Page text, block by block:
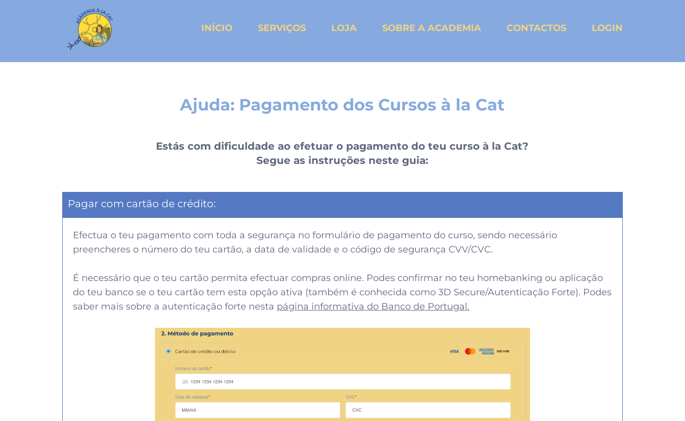
INÍCIO SERVIÇOS LOJA SOBRE A ACADEMIA CONTACTOS LOGIN
Ajuda: Pagamento dos Cursos à la Cat
Estás com dificuldade ao efetuar o pagamento do teu curso à la Cat?
Segue as instruções neste guia:
Pagar com cartão de crédito:
Efectua o teu pagamento com toda a segurança no formulário de pagamento do curso, sendo necessário
preencheres o número do teu cartão, a data de validade e o código de segurança CVV/CVC.
É necessário que o teu cartão permita efectuar compras online. Podes confirmar no teu homebanking ou aplicação
do teu banco se o teu cartão tem esta opção ativa (também é conhecida como 3D Secure/Autenticação Forte). Podes
saber mais sobre a autenticação forte nesta página informativa do Banco de Portugal.